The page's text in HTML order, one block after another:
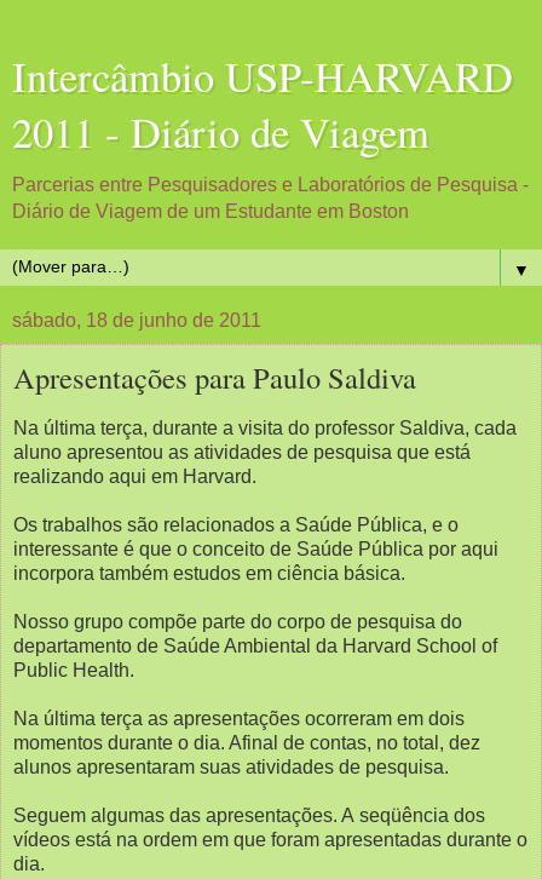
Intercâmbio USP-HARVARD
2011 - Diário de Viagem
Parcerias entre Pesquisadores e Laboratórios de Pesquisa -
Diário de Viagem de um Estudante em Boston
▼
sábado, 18 de junho de 2011
Apresentações para Paulo Saldiva
Na última terça, durante a visita do professor Saldiva, cada
aluno apresentou as atividades de pesquisa que está
realizando aqui em Harvard.
Os trabalhos são relacionados a Saúde Pública, e o
interessante é que o conceito de Saúde Pública por aqui
incorpora também estudos em ciência básica.
Nosso grupo compõe parte do corpo de pesquisa do
departamento de Saúde Ambiental da Harvard School of
Public Health.
Na última terça as apresentações ocorreram em dois
momentos durante o dia. Afinal de contas, no total, dez
alunos apresentaram suas atividades de pesquisa.
Seguem algumas das apresentações. A seqüência dos
vídeos está na ordem em que foram apresentadas durante o
dia.